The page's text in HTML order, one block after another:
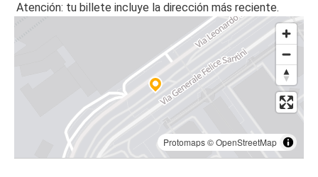
Atención: tu billete incluye la dirección más reciente.
Protomaps©OpenStreetMap